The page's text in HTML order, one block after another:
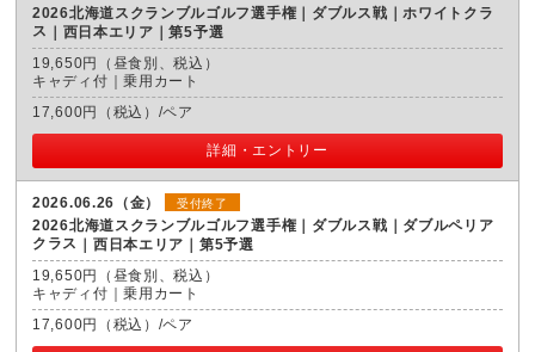
2026北海道スクランブルゴルフ選手権｜ダブルス戦｜ホワイトクラ
ス
西日本エリア｜第5予選
19,650円（昼食別、税込）
キャディ付｜乗用カート
17,600円（税込）/ペア
詳細・エントリー
2026.06.26（金） 受付終了
2026北海道スクランブルゴルフ選手権｜ダブルス戦｜ダブルペリア
クラス
西日本エリア｜第5予選
19,650円（昼食別、税込）
キャディ付｜乗用カート
17,600円（税込）/ペア